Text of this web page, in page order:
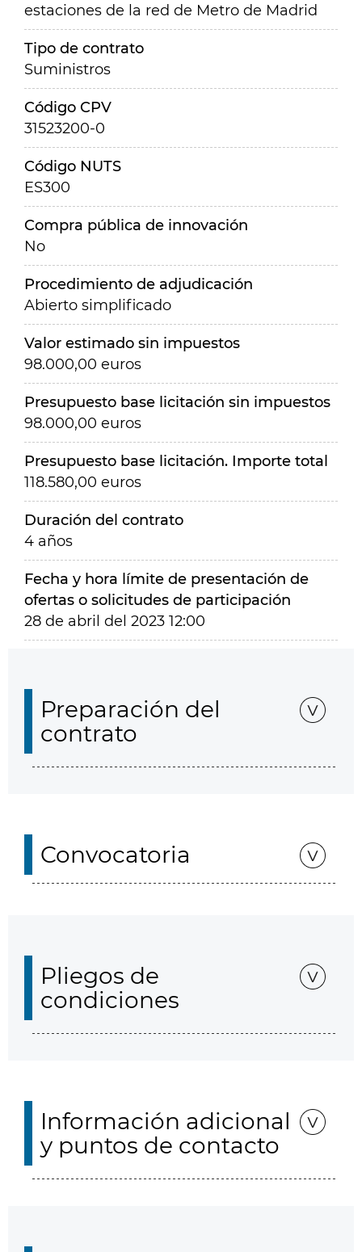
estaciones de la red de Metro de Madrid
Tipo de contrato
Suministros
Código CPV
31523200-0
Código NUTS
ES300
Compra pública de innovación
No
Procedimiento de adjudicación
Abierto simplificado
Valor estimado sin impuestos
98.000,00 euros
Presupuesto base licitación sin impuestos
98.000,00 euros
Presupuesto base licitación. Importe total
118.580,00 euros
Duración del contrato
4 años
Fecha y hora límite de presentación de
ofertas o solicitudes de participación
28 de abril del 2023 12:00
Preparación del
contrato
Convocatoria
Pliegos de
condiciones
Información adicional
y puntos de contacto